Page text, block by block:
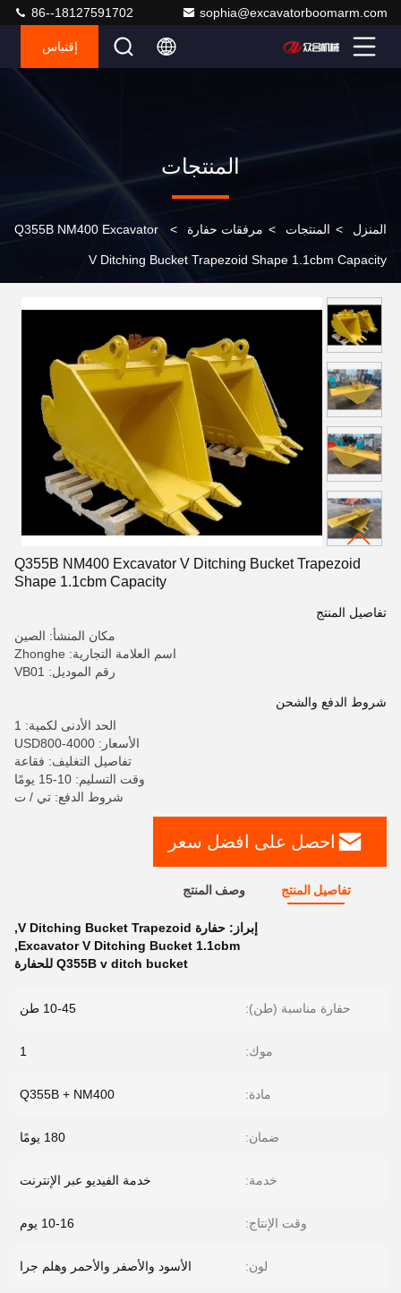
sophia@excavatorboomarm.com
86--18127591702
إقتباس
المنتجات
المنزل > المنتجات > مرفقات حفارة >
Q355B NM400 Excavator
V Ditching Bucket Trapezoid Shape 1.1cbm Capacity
Q355B NM400 Excavator V Ditching Bucket Trapezoid
Shape 1.1cbm Capacity
تفاصيل المنتج
مكان المنشأ: الصين
اسم العلامة التجارية: Zhonghe
رقم الموديل: VB01
شروط الدفع والشحن
الحد الأدنى لكمية: 1
الأسعار: USD800-4000
تفاصيل التغليف: فقاعة
وقت التسليم: 10-15 يومًا
شروط الدفع: تي / ت
احصل على افضل سعر
تفاصيل المنتج وصف المنتج
إبراز: حفارة V Ditching Bucket Trapezoid
,
Excavator V Ditching Bucket 1.1cbm
,
Q355B v ditch bucket للحفارة
حفارة مناسبة (طن): 10-45 طن
موك: 1
مادة: Q355B + NM400
ضمان: 180 يومًا
خدمة: خدمة الفيديو عبر الإنترنت
وقت الإنتاج: 10-16 يوم
لون: الأسود والأصفر والأحمر وهلم جرا